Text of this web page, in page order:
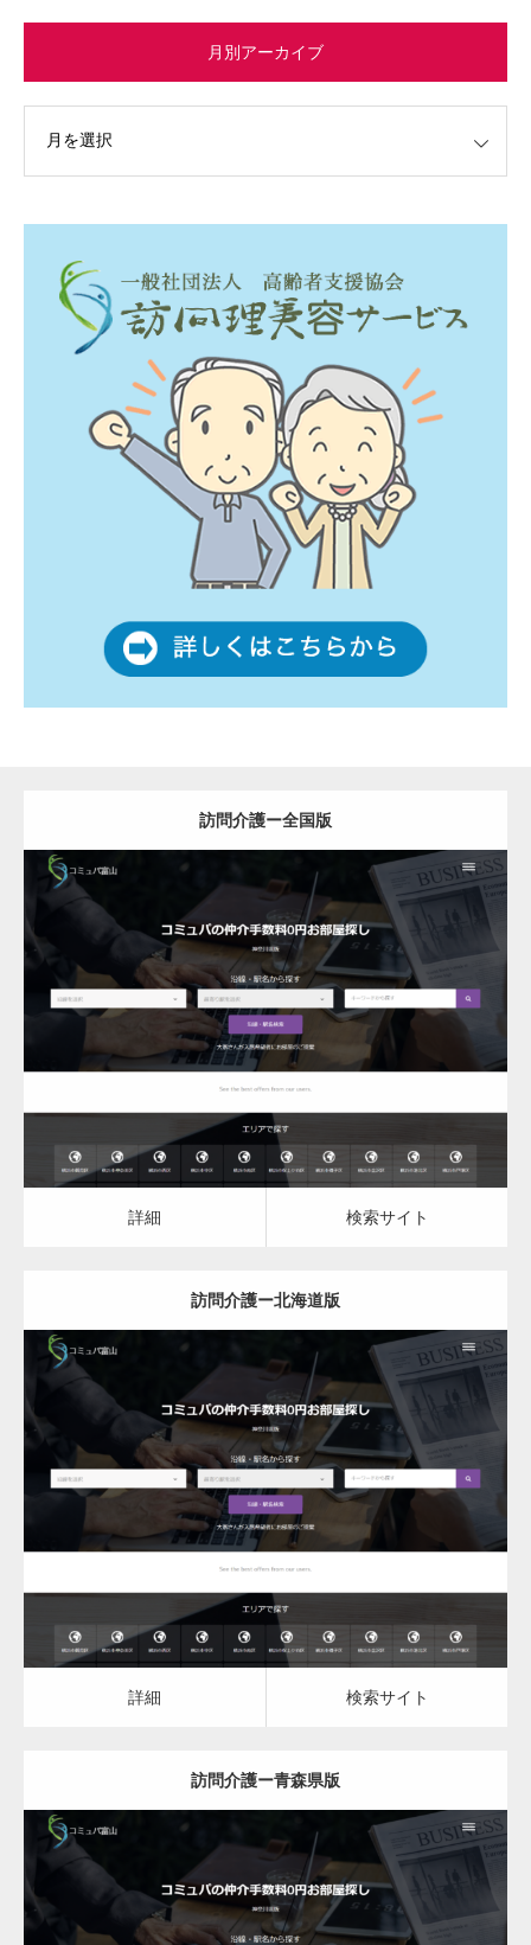
月別アーカイブ
訪問介護ー全国版
更新日： 2023.03.08
訪問介護
詳細 検索サイト
詳細 検索サイト
訪問介護ー北海道版
更新日： 2023.03.08
訪問介護
詳細 検索サイト
詳細 検索サイト
訪問介護ー青森県版
更新日： 2023.03.08